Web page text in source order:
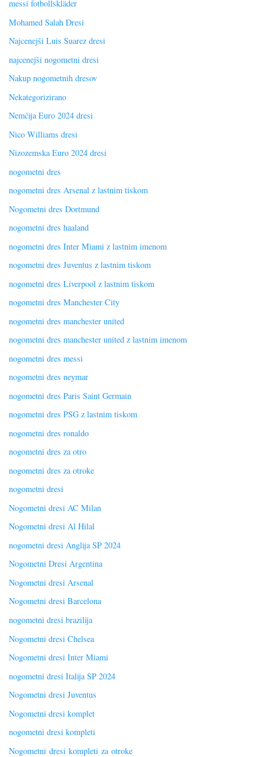
messi fotbollskläder
Mohamed Salah Dresi
Najcenejši Luis Suarez dresi
najcenejši nogometni dresi
Nakup nogometnih dresov
Nekategorizirano
Nemčija Euro 2024 dresi
Nico Williams dresi
Nizozemska Euro 2024 dresi
nogometni dres
nogometni dres Arsenal z lastnim tiskom
Nogometni dres Dortmund
nogometni dres haaland
nogometni dres Inter Miami z lastnim imenom
nogometni dres Juventus z lastnim tiskom
nogometni dres Liverpool z lastnim tiskom
nogometni dres Manchester City
nogometni dres manchester united
nogometni dres manchester united z lastnim imenom
nogometni dres messi
nogometni dres neymar
nogometni dres Paris Saint Germain
nogometni dres PSG z lastnim tiskom
nogometni dres ronaldo
nogometni dres za otro
nogometni dres za otroke
nogometni dresi
Nogometni dresi AC Milan
Nogometni dresi Al Hilal
nogometni dresi Anglija SP 2024
Nogometni Dresi Argentina
Nogometni dresi Arsenal
Nogometni dresi Barcelona
nogometni dresi brazilija
Nogometni dresi Chelsea
Nogometni dresi Inter Miami
nogometni dresi Italija SP 2024
Nogometni dresi Juventus
Nogometni dresi komplet
nogometni dresi kompleti
Nogometni dresi kompleti za otroke